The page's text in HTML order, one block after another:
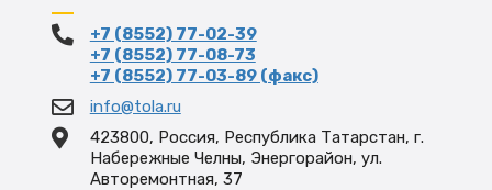
+7 (8552) 77-02-39
+7 (8552) 77-08-73
+7 (8552) 77-03-89 (факс)
info@tola.ru
423800, Россия, Республика Татарстан, г.
Набережные Челны, Энергорайон, ул.
Авторемонтная, 37